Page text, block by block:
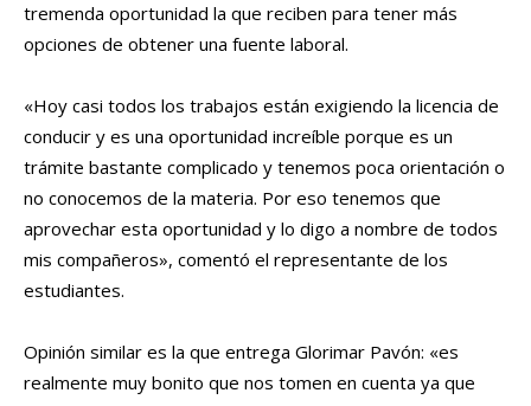
tremenda oportunidad la que reciben para tener más
opciones de obtener una fuente laboral.
«Hoy casi todos los trabajos están exigiendo la licencia de
conducir y es una oportunidad increíble porque es un
trámite bastante complicado y tenemos poca orientación o
no conocemos de la materia. Por eso tenemos que
aprovechar esta oportunidad y lo digo a nombre de todos
mis compañeros», comentó el representante de los
estudiantes.
Opinión similar es la que entrega Glorimar Pavón: «es
realmente muy bonito que nos tomen en cuenta ya que